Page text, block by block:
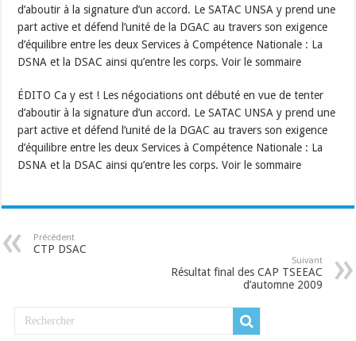
d’aboutir à la signature d’un accord. Le SATAC UNSA y prend une
part active et défend l’unité de la DGAC au travers son exigence
d’équilibre entre les deux Services à Compétence Nationale : La
DSNA et la DSAC ainsi qu’entre les corps. Voir le sommaire
ÉDITO Ca y est ! Les négociations ont débuté en vue de tenter
d’aboutir à la signature d’un accord. Le SATAC UNSA y prend une
part active et défend l’unité de la DGAC au travers son exigence
d’équilibre entre les deux Services à Compétence Nationale : La
DSNA et la DSAC ainsi qu’entre les corps. Voir le sommaire
Précédent
CTP DSAC
Suivant
Résultat final des CAP TSEEAC
d’automne 2009